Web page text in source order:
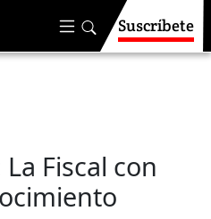
Suscríbete
Fiscal con